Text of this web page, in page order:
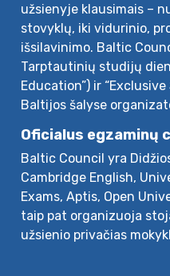
užsienyje klausimais –
stovyklų, iki vidurinio,
išsilavinimo. Baltic
Tarptautinių studijų
Education”) ir
Baltijos šalyse
Oficialus egzaminų
Baltic Council yra
Cambridge English,
Exams, Aptis, Open
taip pat organizuoja
užsienio privačias